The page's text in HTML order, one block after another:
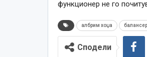
функционер не го
албрим хоџа балансер
Сподели